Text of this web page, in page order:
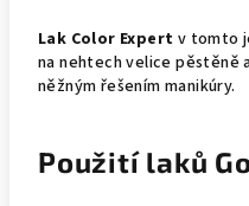
Lak Color Expert v tomto
na nehtech velice pěstěně
něžným řešením manikúry.
Použití laků